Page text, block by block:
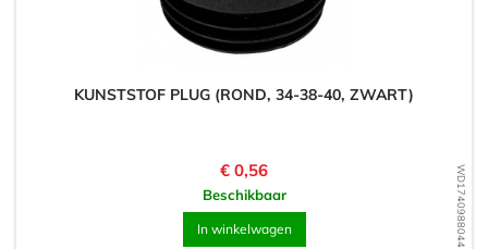
WD1740988044
KUNSTSTOF PLUG (ROND, 34-38-40, ZWART)
Prijs
€ 0,56
Beschikbaar
In winkelwagen